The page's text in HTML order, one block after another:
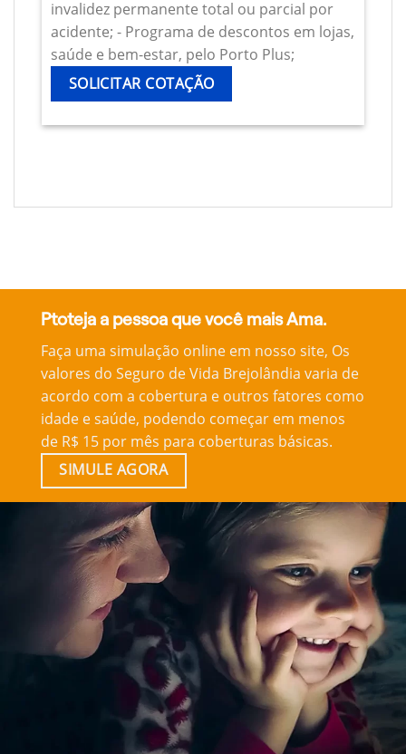
invalidez permanente total ou parcial por
acidente; - Programa de descontos em lojas,
saúde e bem-estar, pelo Porto Plus;
SOLICITAR COTAÇÃO
Ptoteja a pessoa que você mais Ama.
Faça uma simulação online em nosso site, Os
valores do Seguro de Vida Brejolândia varia de
acordo com a cobertura e outros fatores como
idade e saúde, podendo começar em menos
de R$ 15 por mês para coberturas básicas.
SIMULE AGORA